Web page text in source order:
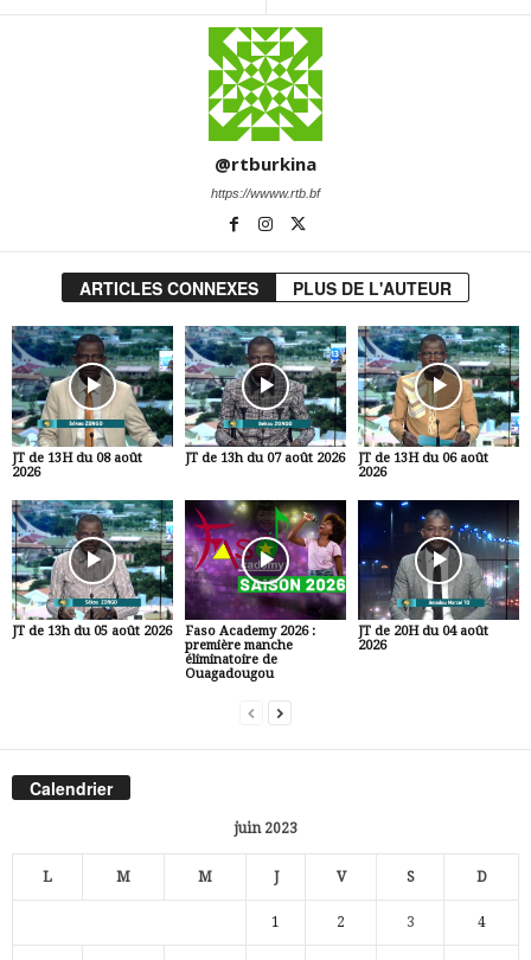
@rtburkina
https://wwww.rtb.bf
ARTICLES CONNEXES PLUS DE L'AUTEUR
JT de 13H du 08 août
2026
JT de 13h du 07 août 2026
JT de 13H du 06 août
2026
JT de 13h du 05 août 2026
Faso Academy 2026 :
première manche
éliminatoire de
Ouagadougou
JT de 20H du 04 août
2026
Calendrier
juin 2023
L M M J V S D
1 2 3 4